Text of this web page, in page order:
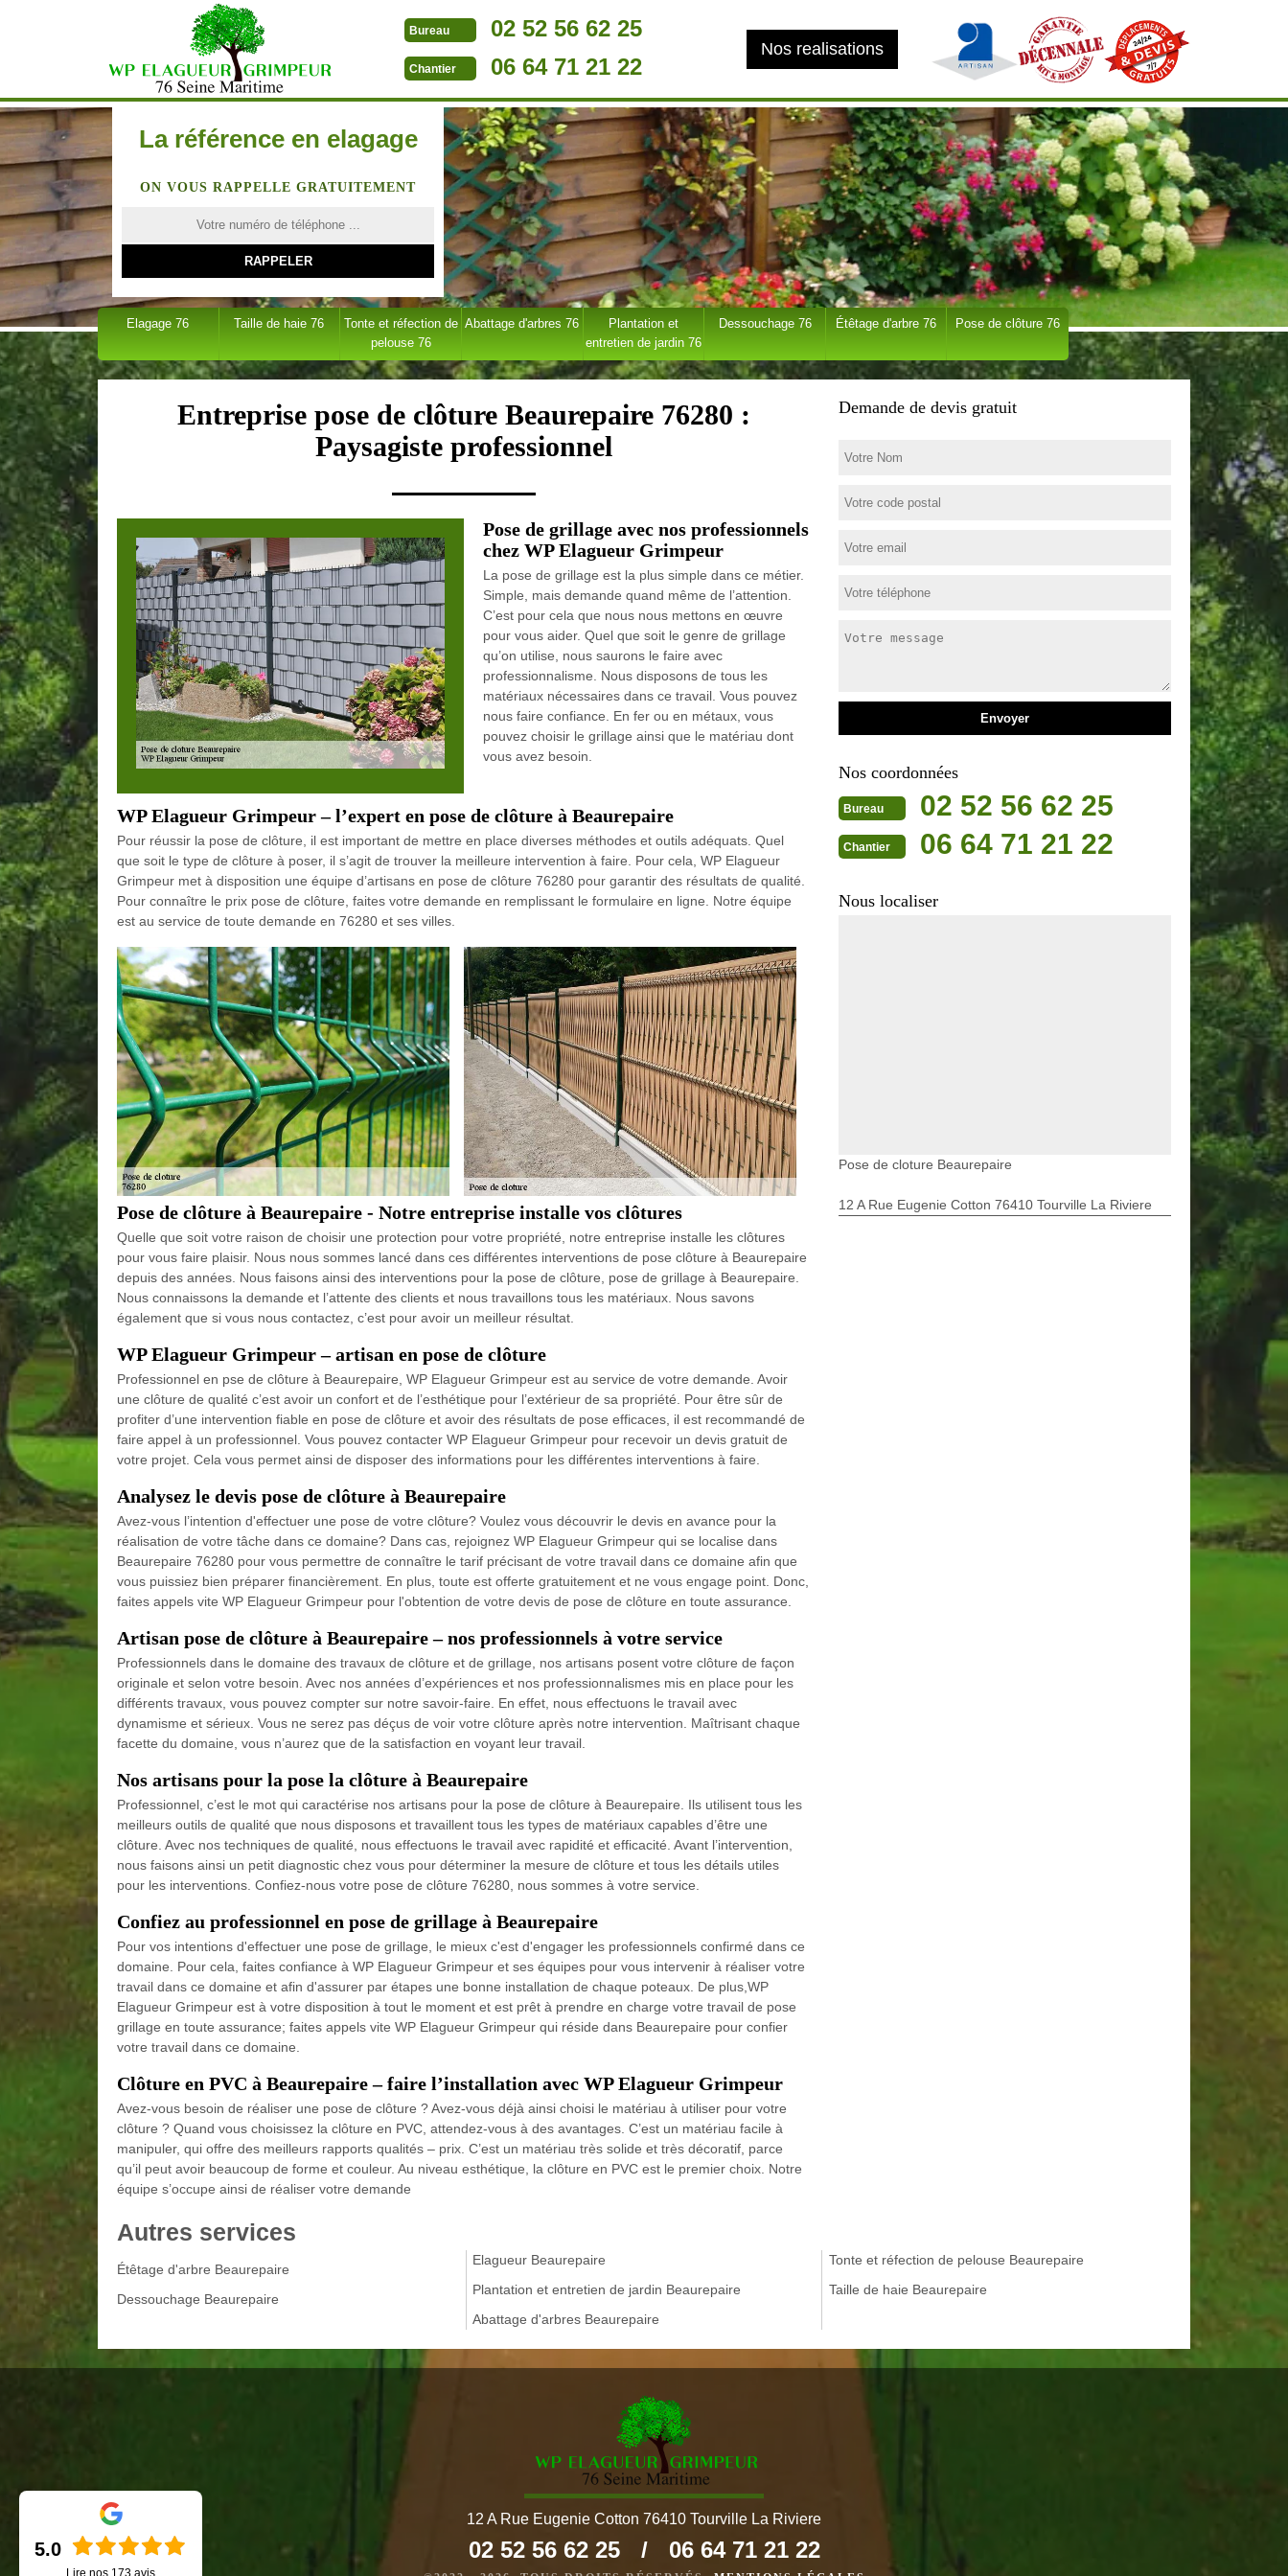
Bureau 02 52 56 62 25
Chantier 06 64 71 21 22
Nos realisations
La référence en elagage
ON VOUS RAPPELLE GRATUITEMENT
Elagage 76 Taille de haie 76
Tonte et réfection de
pelouse 76
Abattage d'arbres 76
Plantation et
entretien de jardin 76
Dessouchage 76 Étêtage d'arbre 76 Pose de clôture 76
Entreprise pose de clôture Beaurepaire 76280 :
Paysagiste professionnel
Pose de grillage avec nos professionnels
chez WP Elagueur Grimpeur
La pose de grillage est la plus simple dans ce métier.
Simple, mais demande quand même de l’attention.
C’est pour cela que nous nous mettons en œuvre
pour vous aider. Quel que soit le genre de grillage
qu’on utilise, nous saurons le faire avec
professionnalisme. Nous disposons de tous les
matériaux nécessaires dans ce travail. Vous pouvez
nous faire confiance. En fer ou en métaux, vous
pouvez choisir le grillage ainsi que le matériau dont
vous avez besoin.
WP Elagueur Grimpeur – l’expert en pose de clôture à Beaurepaire
Pour réussir la pose de clôture, il est important de mettre en place diverses méthodes et outils adéquats. Quel
que soit le type de clôture à poser, il s’agit de trouver la meilleure intervention à faire. Pour cela, WP Elagueur
Grimpeur met à disposition une équipe d’artisans en pose de clôture 76280 pour garantir des résultats de qualité.
Pour connaître le prix pose de clôture, faites votre demande en remplissant le formulaire en ligne. Notre équipe
est au service de toute demande en 76280 et ses villes.
Pose de clôture à Beaurepaire - Notre entreprise installe vos clôtures
Quelle que soit votre raison de choisir une protection pour votre propriété, notre entreprise installe les clôtures
pour vous faire plaisir. Nous nous sommes lancé dans ces différentes interventions de pose clôture à Beaurepaire
depuis des années. Nous faisons ainsi des interventions pour la pose de clôture, pose de grillage à Beaurepaire.
Nous connaissons la demande et l’attente des clients et nous travaillons tous les matériaux. Nous savons
également que si vous nous contactez, c’est pour avoir un meilleur résultat.
WP Elagueur Grimpeur – artisan en pose de clôture
Professionnel en pse de clôture à Beaurepaire, WP Elagueur Grimpeur est au service de votre demande. Avoir
une clôture de qualité c’est avoir un confort et de l’esthétique pour l’extérieur de sa propriété. Pour être sûr de
profiter d’une intervention fiable en pose de clôture et avoir des résultats de pose efficaces, il est recommandé de
faire appel à un professionnel. Vous pouvez contacter WP Elagueur Grimpeur pour recevoir un devis gratuit de
votre projet. Cela vous permet ainsi de disposer des informations pour les différentes interventions à faire.
Analysez le devis pose de clôture à Beaurepaire
Avez-vous l’intention d'effectuer une pose de votre clôture? Voulez vous découvrir le devis en avance pour la
réalisation de votre tâche dans ce domaine? Dans cas, rejoignez WP Elagueur Grimpeur qui se localise dans
Beaurepaire 76280 pour vous permettre de connaître le tarif précisant de votre travail dans ce domaine afin que
vous puissiez bien préparer financièrement. En plus, toute est offerte gratuitement et ne vous engage point. Donc,
faites appels vite WP Elagueur Grimpeur pour l'obtention de votre devis de pose de clôture en toute assurance.
Artisan pose de clôture à Beaurepaire – nos professionnels à votre service
Professionnels dans le domaine des travaux de clôture et de grillage, nos artisans posent votre clôture de façon
originale et selon votre besoin. Avec nos années d’expériences et nos professionnalismes mis en place pour les
différents travaux, vous pouvez compter sur notre savoir-faire. En effet, nous effectuons le travail avec
dynamisme et sérieux. Vous ne serez pas déçus de voir votre clôture après notre intervention. Maîtrisant chaque
facette du domaine, vous n’aurez que de la satisfaction en voyant leur travail.
Nos artisans pour la pose la clôture à Beaurepaire
Professionnel, c’est le mot qui caractérise nos artisans pour la pose de clôture à Beaurepaire. Ils utilisent tous les
meilleurs outils de qualité que nous disposons et travaillent tous les types de matériaux capables d’être une
clôture. Avec nos techniques de qualité, nous effectuons le travail avec rapidité et efficacité. Avant l’intervention,
nous faisons ainsi un petit diagnostic chez vous pour déterminer la mesure de clôture et tous les détails utiles
pour les interventions. Confiez-nous votre pose de clôture 76280, nous sommes à votre service.
Confiez au professionnel en pose de grillage à Beaurepaire
Pour vos intentions d'effectuer une pose de grillage, le mieux c'est d'engager les professionnels confirmé dans ce
domaine. Pour cela, faites confiance à WP Elagueur Grimpeur et ses équipes pour vous intervenir à réaliser votre
travail dans ce domaine et afin d'assurer par étapes une bonne installation de chaque poteaux. De plus,WP
Elagueur Grimpeur est à votre disposition à tout le moment et est prêt à prendre en charge votre travail de pose
grillage en toute assurance; faites appels vite WP Elagueur Grimpeur qui réside dans Beaurepaire pour confier
votre travail dans ce domaine.
Clôture en PVC à Beaurepaire – faire l’installation avec WP Elagueur Grimpeur
Avez-vous besoin de réaliser une pose de clôture ? Avez-vous déjà ainsi choisi le matériau à utiliser pour votre
clôture ? Quand vous choisissez la clôture en PVC, attendez-vous à des avantages. C’est un matériau facile à
manipuler, qui offre des meilleurs rapports qualités – prix. C’est un matériau très solide et très décoratif, parce
qu’il peut avoir beaucoup de forme et couleur. Au niveau esthétique, la clôture en PVC est le premier choix. Notre
équipe s’occupe ainsi de réaliser votre demande
Demande de devis gratuit
Nos coordonnées
Bureau 02 52 56 62 25
Chantier 06 64 71 21 22
Nous localiser
Pose de cloture Beaurepaire
12 A Rue Eugenie Cotton 76410 Tourville La Riviere
Autres services
Étêtage d'arbre Beaurepaire
Dessouchage Beaurepaire
Elagueur Beaurepaire
Plantation et entretien de jardin Beaurepaire
Abattage d'arbres Beaurepaire
Tonte et réfection de pelouse Beaurepaire
Taille de haie Beaurepaire
12 A Rue Eugenie Cotton 76410 Tourville La Riviere
02 52 56 62 25 / 06 64 71 21 22
5.0
Lire nos 173 avis